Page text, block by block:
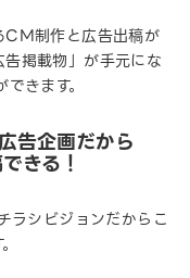
CM制作と広告出稿が
掲載物」が手元にな
きます。
告企画だから
きる！
ラシビジョンだからこ